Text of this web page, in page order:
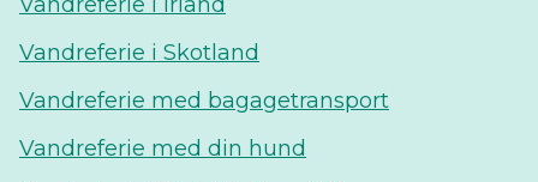
Vandreferie i Skotland
Vandreferie med bagagetransport
Vandreferie med din hund